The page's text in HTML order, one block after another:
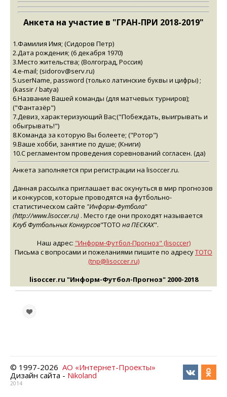
Анкета на участие в "ГРАН-ПРИ 2018-2019"
1.Фамилия Имя; (Сидоров Петр)
2.Дата рождения; (6 декабря 1970)
3.Место жительства; (Волгоград, Россия)
4.e-mail; (sidorov@serv.ru)
5.userName, password (только латинские буквы и цифры) ;
(kassir / batya)
6.Название Вашей команды (для матчевых турниров);
("Фантазёр")
7.Девиз, характеризующий Вас;("Побеждать, выигрывать и
обыгрывать!")
8.Команда за которую Вы болеете; ("Ротор")
9.Ваше хобби, занятие по душе; (Книги)
10.С регламентом проведения соревнований согласен. (да)
Анкета заполняется при регистрации на lisoccer.ru.
Данная рассылка приглашает вас окунуться в мир прогнозов
и конкурсов, которые проводятся на футбольно-
статистическом сайте "Информ-Футбола"
(http://www.lisoccer.ru) . Место где они проходят называется
Клуб Футбольных Конкурсов"ТОТО на ПЕСКАХ".
Наш адрес: "Информ-Футбол-Прогноз" (lisoccer)
Письма с вопросами и пожеланиями пишите по адресуТОТО
(tnp@lisoccer.ru)
lisoccer.ru "Информ-Футбол-Прогноз" 2000-2018
© 1997-2026 АО «Интернет-Проекты»
Дизайн сайта - Nikoland
2014